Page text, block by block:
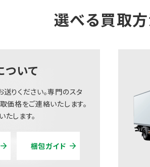
選べる買取
ついて
りください。専門のスタ
価格をご連絡いたします。
します。
梱包ガイド